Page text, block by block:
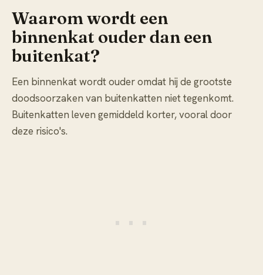
Waarom wordt een
binnenkat ouder dan een
buitenkat?
Een binnenkat wordt ouder omdat hij de grootste
doodsoorzaken van buitenkatten niet tegenkomt.
Buitenkatten leven gemiddeld korter, vooral door
deze risico's.